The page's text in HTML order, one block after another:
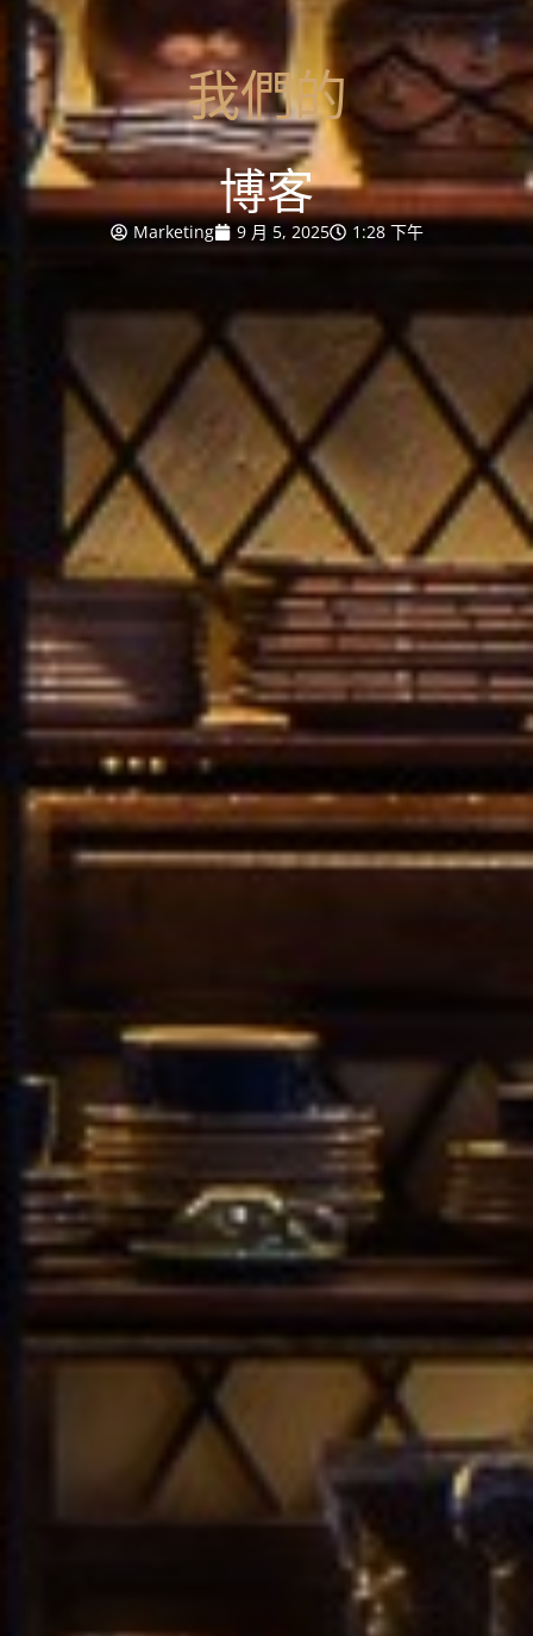
我們的
博客
Marketing 9 月 5, 2025 1:28 下午